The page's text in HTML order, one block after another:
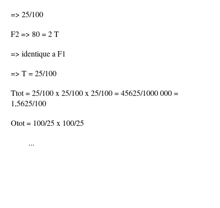
=> 25/100
F2 => 80 = 2 T
=> identique a F1
=> T = 25/100
Ttot = 25/100 x 25/100 x 25/100 = 45625/1000 000 =
1,5625/100
Otot = 100/25 x 100/25
...